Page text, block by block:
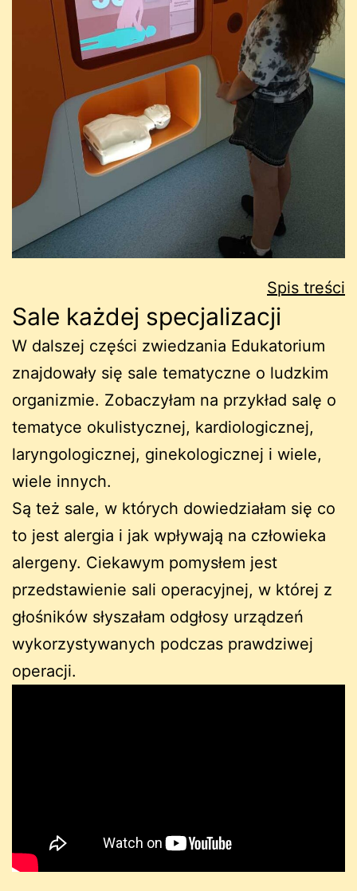
Spis treści
Sale każdej specjalizacji
W dalszej części zwiedzania Edukatorium
znajdowały się sale tematyczne o ludzkim
organizmie. Zobaczyłam na przykład salę o
tematyce okulistycznej, kardiologicznej,
laryngologicznej, ginekologicznej i wiele,
wiele innych.
Są też sale, w których dowiedziałam się co
to jest alergia i jak wpływają na człowieka
alergeny. Ciekawym pomysłem jest
przedstawienie sali operacyjnej, w której z
głośników słyszałam odgłosy urządzeń
wykorzystywanych podczas prawdziwej
operacji.